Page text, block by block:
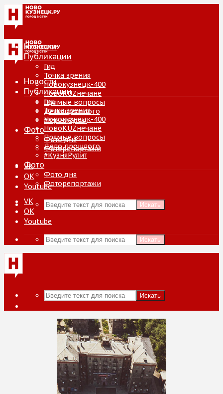
Новости
Публикации
Гид
Точка зрения
Новокузнецк-400
НовоKUZнечане
Прямые вопросы
Дело прошлого
#КузняРулит
Фото
Фото дня
Фоторепортажи
VK
ОК
Youtube
Искать
Новости
Публикации
Гид
Точка зрения
Новокузнецк-400
НовоKUZнечане
Прямые вопросы
Дело прошлого
#КузняРулит
Фото
Фото дня
Фоторепортажи
VK
ОК
Youtube
Искать
Искать